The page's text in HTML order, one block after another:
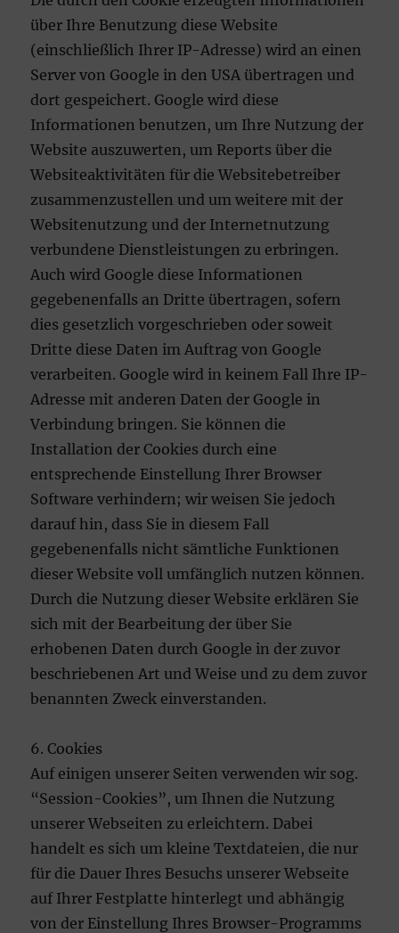
über Ihre Benutzung diese Website
(einschließlich Ihrer IP-Adresse) wird an einen
Server von Google in den USA übertragen und
dort gespeichert. Google wird diese
Informationen benutzen, um Ihre Nutzung der
Website auszuwerten, um Reports über die
Websiteaktivitäten für die Websitebetreiber
zusammenzustellen und um weitere mit der
Websitenutzung und der Internetnutzung
verbundene Dienstleistungen zu erbringen.
Auch wird Google diese Informationen
gegebenenfalls an Dritte übertragen, sofern
dies gesetzlich vorgeschrieben oder soweit
Dritte diese Daten im Auftrag von Google
verarbeiten. Google wird in keinem Fall Ihre IP-
Adresse mit anderen Daten der Google in
Verbindung bringen. Sie können die
Installation der Cookies durch eine
entsprechende Einstellung Ihrer Browser
Software verhindern; wir weisen Sie jedoch
darauf hin, dass Sie in diesem Fall
gegebenenfalls nicht sämtliche Funktionen
dieser Website voll umfänglich nutzen können.
Durch die Nutzung dieser Website erklären Sie
sich mit der Bearbeitung der über Sie
erhobenen Daten durch Google in der zuvor
beschriebenen Art und Weise und zu dem zuvor
benannten Zweck einverstanden.
6. Cookies
Auf einigen unserer Seiten verwenden wir sog.
“Session-Cookies”, um Ihnen die Nutzung
unserer Webseiten zu erleichtern. Dabei
handelt es sich um kleine Textdateien, die nur
für die Dauer Ihres Besuchs unserer Webseite
auf Ihrer Festplatte hinterlegt und abhängig
von der Einstellung Ihres Browser-Programms